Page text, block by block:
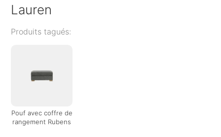
Lauren
Produits tagués:
Pouf avec coffre de
rangement Rubens